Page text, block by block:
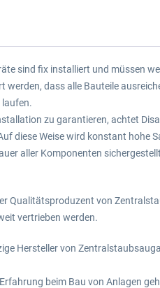
sind fix installiert und müssen
werden, dass alle Bauteile
zu garantieren, achtet
diese Weise wird konstant hohe
aller Komponenten
Qualitätsproduzent von
vertrieben werden.
Hersteller von
beim Bau von Anlagen